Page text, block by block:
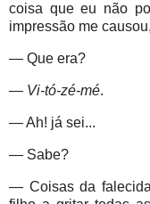
coisa que eu não
impressão me
— Que era?
— Vi-tó-zé-mé.
— Ah! já sei...
— Sabe?
— Coisas da